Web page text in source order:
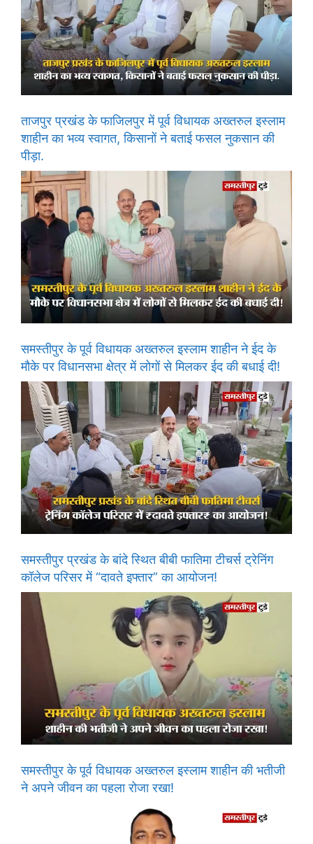
ताजपुर प्रखंड के फाजिलपुर में पूर्व विधायक अख्तरुल इस्लाम
शाहीन का भव्य स्वागत, किसानों ने बताई फसल नुकसान की
पीड़ा.
समस्तीपुर के पूर्व विधायक अख्तरुल इस्लाम शाहीन ने ईद के
मौके पर विधानसभा क्षेत्र में लोगों से मिलकर ईद की बधाई दी!
समस्तीपुर प्रखंड के बांदे स्थित बीबी फातिमा टीचर्स ट्रेनिंग
कॉलेज परिसर में “दावते इफ्तार” का आयोजन!
समस्तीपुर के पूर्व विधायक अख्तरुल इस्लाम शाहीन की भतीजी
ने अपने जीवन का पहला रोजा रखा!